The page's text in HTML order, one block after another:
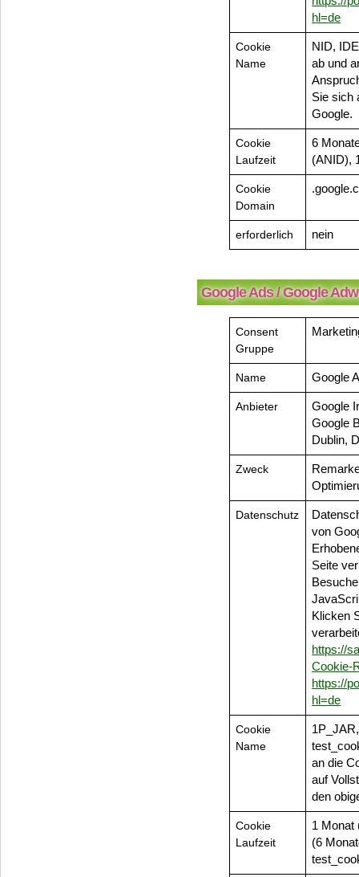
hl=de
Cookie
Name
NID,
ab und
Sie sich
Google.
Cookie
Laufzeit
6
(ANID),
Cookie
Domain
erforderlich nein
Google Ads / Google
Consent
Gruppe
Name Google
Anbieter
Google
Google
Dublin,
Zweck
Datenschutz
von
Seite
Klicken
https://
Cookie-
https://
hl=de
Cookie
Name
an die
auf
den
Cookie
Laufzeit
1 Monat
(6